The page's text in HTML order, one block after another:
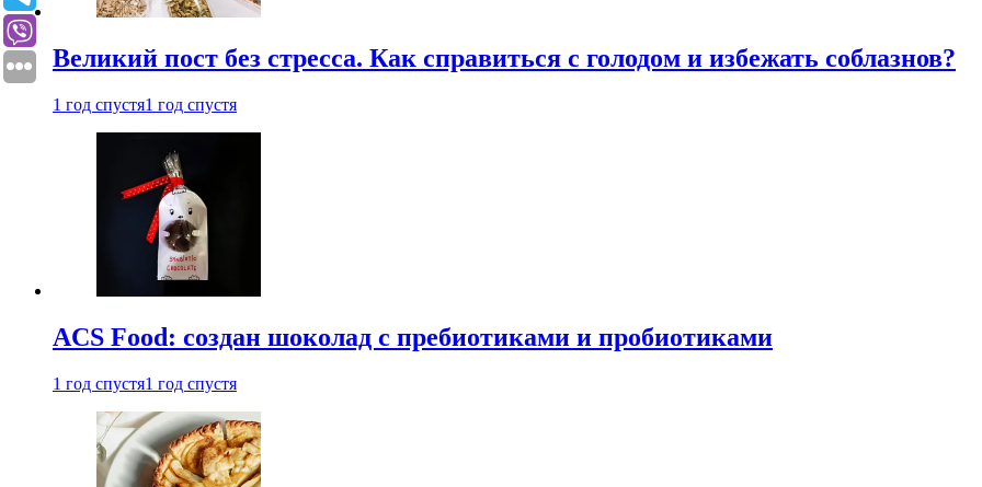
Великий пост без стресса. Как справиться с голодом и избежать соблазнов?
1 год спустя1 год спустя
ACS Food: создан шоколад с пребиотиками и пробиотиками
1 год спустя1 год спустя